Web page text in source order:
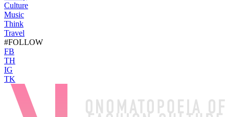
Culture
Music
Think
Travel
#FOLLOW
FB
TH
IG
TK